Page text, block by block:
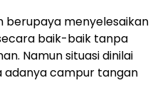
berupaya menyelesaikan
baik-baik tanpa
Namun situasi dinilai
adanya campur tangan